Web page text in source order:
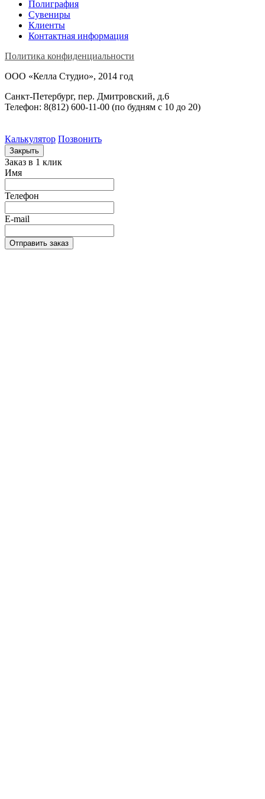
Полиграфия
Сувениры
Клиенты
Контактная информация
Политика конфиденциальности
ООО «Келла Студио», 2014 год
Санкт-Петербург, пер. Дмитровский, д.6
Телефон: 8(812) 600-11-00 (по будням c 10 до 20)
Калькулятор Позвонить
Закрыть
Заказ в 1 клик
Имя
Телефон
E-mail
Отправить заказ